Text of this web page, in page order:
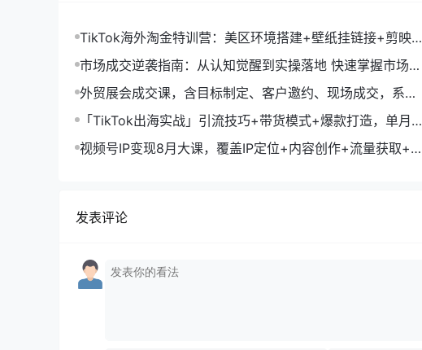
TikTok海外淘金特训营：美区环境搭建+壁纸挂链接+剪映数
字人，月入1.5万
市场成交逆袭指南：从认知觉醒到实操落地 快速掌握市场开
拓与成交核心能力
外贸展会成交课，含目标制定、客户邀约、现场成交，系统
化SOP提升参展ROI
「TikTok出海实战」引流技巧+带货模式+爆款打造，单月变
现10万+秘籍
视频号IP变现8月大课，覆盖IP定位+内容创作+流量获取+合
发表评论